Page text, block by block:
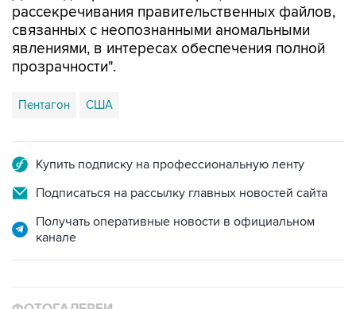
рассекречивания правительственных файлов,
связанных с неопознанными аномальными
явлениями, в интересах обеспечения полной
прозрачности".
Пентагон США
Купить подписку на профессиональную ленту
Подписаться на рассылку главных новостей сайта
Получать оперативные новости в официальном
канале